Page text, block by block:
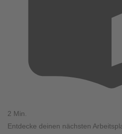
2 Min.
Entdecke deinen nächsten